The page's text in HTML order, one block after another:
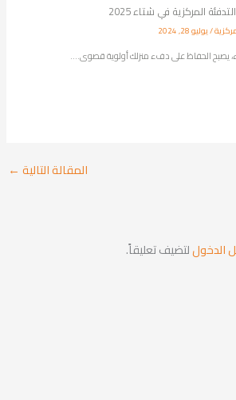
المركزية في شتاء 2025
/يوليو 28, 2024
يصبح الحفاظ على دفء منزلك أولوية قصوى.…
المقالة التالية ←
الدخوللتضيف تعليقاً.